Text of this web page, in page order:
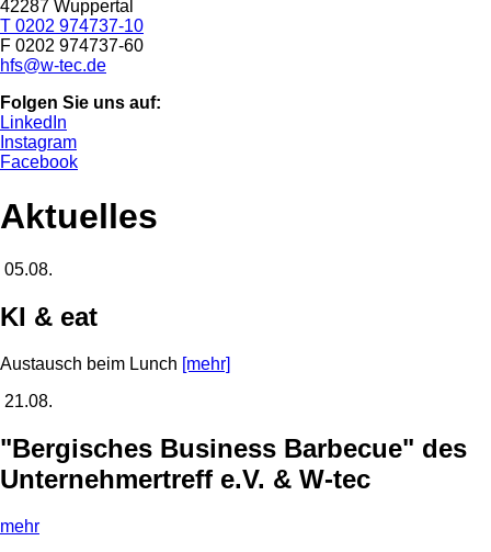
42287 Wuppertal
T 0202 974737-10
F 0202 974737-60
hfs@w-tec.de
Folgen Sie uns auf:
LinkedIn
Instagram
Facebook
Aktuelles
05.08.
KI & eat
Austausch beim Lunch [mehr]
21.08.
"Bergisches Business Barbecue" des
Unternehmertreff e.V. & W-tec
mehr